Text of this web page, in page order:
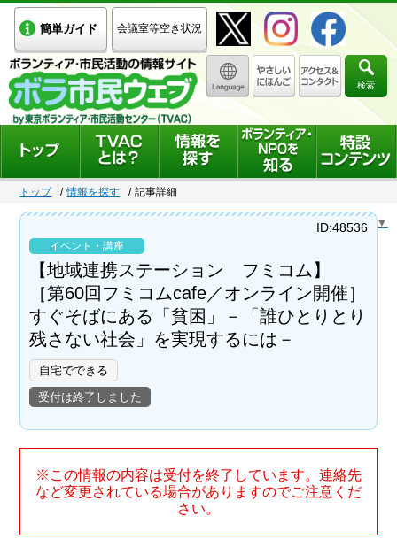
簡単ガイド 会議室等空き状況
検索
トップ 情報を探す 記事詳細
Select Language ▼
イベント・講座
【地域連携ステーション フミコム】
［第60回フミコムcafe／オンライン開催］
すぐそばにある「貧困」－「誰ひとりとり
残さない社会」を実現するには－
自宅でできる
受付は終了しました
ID:48536
※この情報の内容は受付を終了しています。連絡先
など変更されている場合がありますのでご注意くだ
さい。